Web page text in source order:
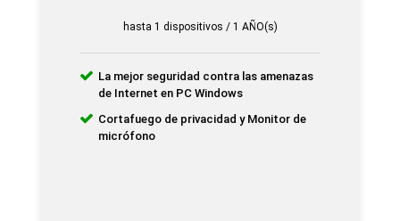
hasta 1 dispositivos / 1 AÑO(s)
La mejor seguridad contra las amenazas
de Internet en PC Windows
Cortafuego de privacidad y Monitor de
micrófono